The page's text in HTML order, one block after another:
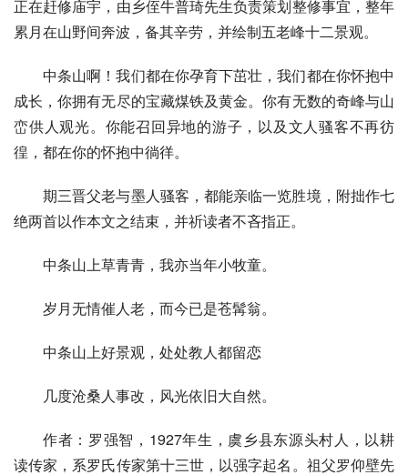
正在赶修庙宇，由乡侄牛普琦先生负责策划整修事宜，整年
累月在山野间奔波，备其辛劳，并绘制五老峰十二景观。
中条山啊！我们都在你孕育下茁壮，我们都在你怀抱中
成长，你拥有无尽的宝藏煤铁及黄金。你有无数的奇峰与山
峦供人观光。你能召回异地的游子，以及文人骚客不再彷
徨，都在你的怀抱中徜徉。
期三晋父老与墨人骚客，都能亲临一览胜境，附拙作七
绝两首以作本文之结束，并祈读者不吝指正。
中条山上草青青，我亦当年小牧童。
岁月无情催人老，而今已是苍髯翁。
中条山上好景观，处处教人都留恋
几度沧桑人事改，风光依旧大自然。
作者：罗强智，1927年生，虞乡县东源头村人，以耕
读传家，系罗氏传家第十三世，以强字起名。祖父罗仰壁先